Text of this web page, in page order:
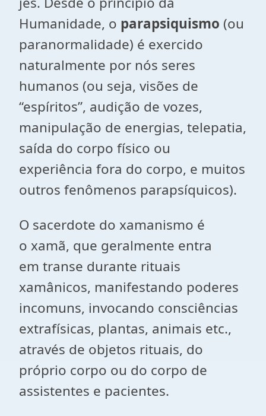
Humanidade, o parapsiquismo (ou
paranormalidade) é exercido
naturalmente por nós seres
humanos (ou seja, visões de
“espíritos”, audição de vozes,
manipulação de energias, telepatia,
saída do corpo físico ou
experiência fora do corpo, e muitos
outros fenômenos parapsíquicos).
O sacerdote do xamanismo é
o xamã, que geralmente entra
em transe durante rituais
xamânicos, manifestando poderes
incomuns, invocando consciências
extrafísicas, plantas, animais etc.,
através de objetos rituais, do
próprio corpo ou do corpo de
assistentes e pacientes.